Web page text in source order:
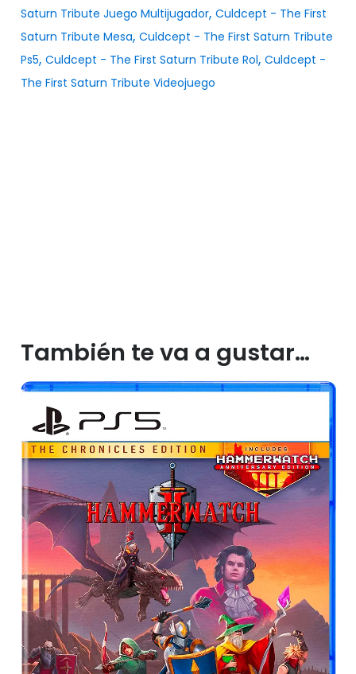
Saturn Tribute Juego Multijugador, Culdcept - The First
Saturn Tribute Mesa, Culdcept - The First Saturn Tribute
Ps5, Culdcept - The First Saturn Tribute Rol, Culdcept -
The First Saturn Tribute Videojuego
También te va a gustar…